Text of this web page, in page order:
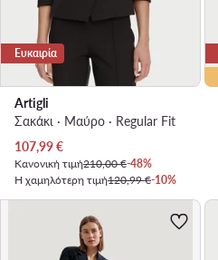
Ευκαιρία
Artigli
Σακάκι · Μαύρο · Regular Fit
Τρέχουσα τιμή
107,99€
Κανονική τιμή210,00 €-48%
Η χαμηλότερη τιμή120,99 €-10%